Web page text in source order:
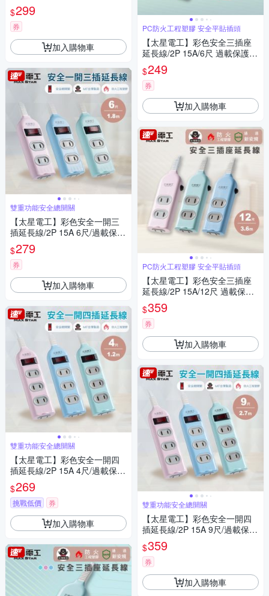
護/台灣製造/總開關/扁插頭
$299
券
加入購物車
雙重功能安全總開關
【太星電工】彩色安全一開三
插延長線/2P 15A 6尺/過載保
護/台灣製造/總開關/扁插頭
$279
券
加入購物車
雙重功能安全總開關
【太星電工】彩色安全一開四
插延長線/2P 15A 4尺/過載保
護/台灣製造/總開關/扁插頭
$269
挑戰低價 券
加入購物車
PC防火工程塑膠 安全平貼插頭
【太星電工】彩色安全三插座
延長線/2P 15A/6尺 過載保護/
台灣製造/扁平插頭
$249
券
加入購物車
PC防火工程塑膠 安全平貼插頭
【太星電工】彩色安全三插座
延長線/2P 15A/12尺 過載保護/
台灣製造/扁平插頭
$359
券
加入購物車
雙重功能安全總開關
【太星電工】彩色安全一開四
插延長線/2P 15A 9尺/過載保
護/台灣製造/總開關/扁插頭
$359
券
加入購物車